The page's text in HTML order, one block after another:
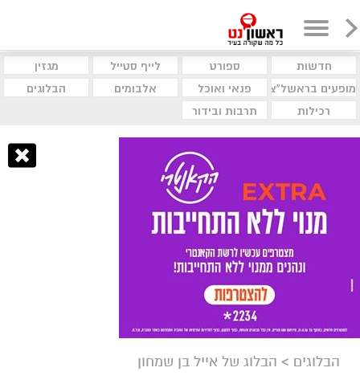
חדשות ספורט לייף סטייל
מגזין
מופעים בראשל"צ
פנאי ואוכל אלבומים
הבלוגים
רכילות
תרבות ובידור
הבלוגים > הבלוג של אייל בן שמחון